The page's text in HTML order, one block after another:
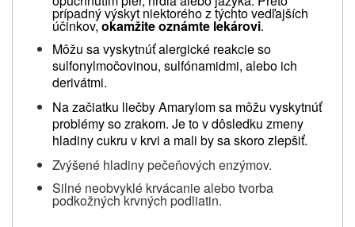
prípadný výskyt niektorého z týchto vedľajších
účinkov,okamžite oznámte lekárovi.
Môžu sa vyskytnúť alergické reakcie so
sulfonylmočovinou, sulfónamidmi, alebo ich
derivátmi.
Na začiatku liečby Amarylom sa môžu vyskytnúť
problémy so zrakom. Je to v dôsledku zmeny
hladiny cukru v krvi a mali by sa skoro zlepšiť.
Zvýšené hladiny pečeňových enzýmov.
Silné neobvyklé krvácanie alebo tvorba
podkožných krvných podliatin.